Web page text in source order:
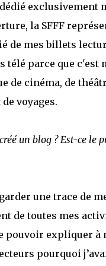
exclusivement
la SFFF
de mes billets
télé parce que c'est
de cinéma, de
voyages.
un blog ? Est-ce le
une trace de
de toutes mes
pouvoir expliquer à
pourquoi